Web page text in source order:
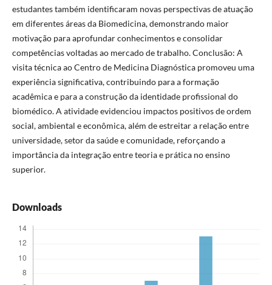
estudantes também identificaram novas perspectivas de atuação
em diferentes áreas da Biomedicina, demonstrando maior
motivação para aprofundar conhecimentos e consolidar
competências voltadas ao mercado de trabalho. Conclusão: A
visita técnica ao Centro de Medicina Diagnóstica promoveu uma
experiência significativa, contribuindo para a formação
acadêmica e para a construção da identidade profissional do
biomédico. A atividade evidenciou impactos positivos de ordem
social, ambiental e econômica, além de estreitar a relação entre
universidade, setor da saúde e comunidade, reforçando a
importância da integração entre teoria e prática no ensino
superior.
Downloads